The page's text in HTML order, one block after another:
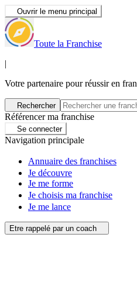
Ouvrir le menu principal
Toute la Franchise
|
Votre partenaire pour réussir en
Rechercher
Référencer ma franchise
Se connecter
Navigation principale
Annuaire des franchises
Je découvre
Je me forme
Je choisis ma franchise
Je me lance
Etre rappelé par un coach